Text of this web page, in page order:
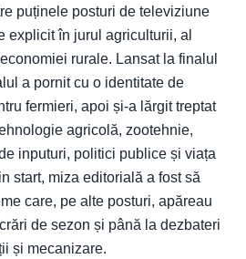
puținele posturi de televiziune
explicit în jurul agriculturii, al
rurale. Lansat la finalul
a pornit cu o identitate de
fermieri, apoi și-a lărgit treptat
agricolă, zootehnie,
inputuri, politici publice și viața
start, miza editorială a fost să
care, pe alte posturi, apăreau
de sezon și până la dezbateri
și mecanizare.